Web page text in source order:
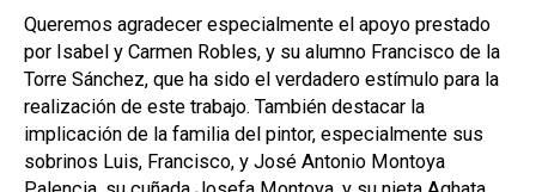
Queremos agradecer especialmente el apoyo prestado
por Isabel y Carmen Robles, y su alumno Francisco de la
Torre Sánchez, que ha sido el verdadero estímulo para la
realización de este trabajo. También destacar la
implicación de la familia del pintor, especialmente sus
sobrinos Luis, Francisco, y José Antonio Montoya